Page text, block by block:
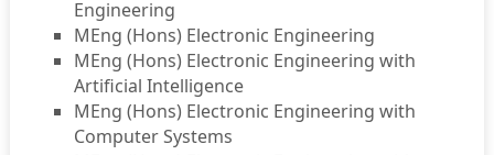
Engineering
MEng (Hons) Electronic Engineering
MEng (Hons) Electronic Engineering with
Artificial Intelligence
MEng (Hons) Electronic Engineering with
Computer Systems